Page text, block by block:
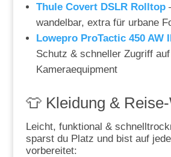
Thule Covert DSLR Rolltop
wandelbar, extra für urbane
Lowepro ProTactic 450 AW
Schutz & schneller Zugriff auf
Kameraequipment
👕 Kleidung &
Leicht, funktional &
sparst du Platz und bist auf
vorbereitet: